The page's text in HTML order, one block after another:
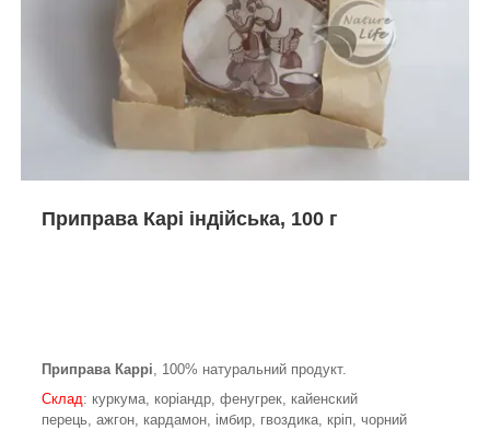
Приправа Карі індійська, 100 г
Приправа Каррі, 100% натуральний продукт.
Склад: куркума, коріандр, фенугрек, кайенский
перець, ажгон, кардамон, імбир, гвоздика, кріп, чорний